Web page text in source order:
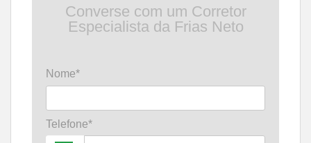
Converse com um Corretor
Especialista da Frias Neto
Nome*
Telefone*